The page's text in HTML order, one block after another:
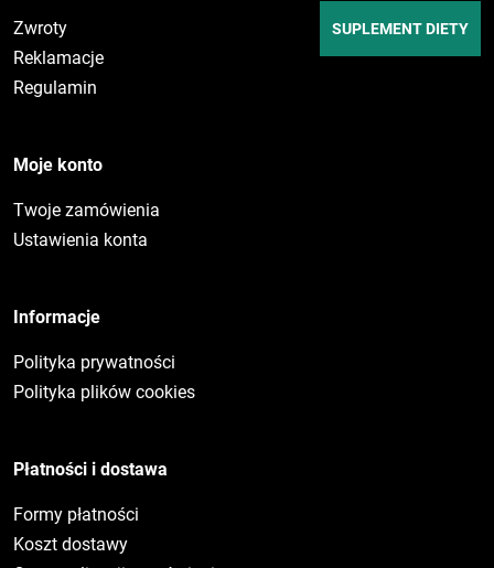
SUPLEMENT DIETY
Zwroty
Reklamacje
Regulamin
Moje konto
Twoje zamówienia
Ustawienia konta
Informacje
Polityka prywatności
Polityka plików cookies
Płatności i dostawa
Formy płatności
Koszt dostawy